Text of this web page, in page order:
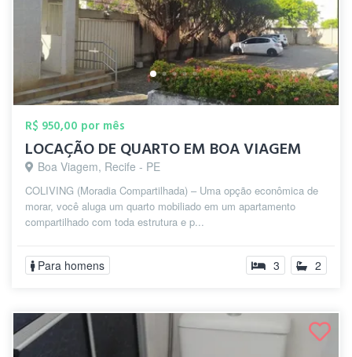
R$ 950,00 por mês
LOCAÇÃO DE QUARTO EM BOA VIAGEM
Boa Viagem, Recife - PE
COLIVING (Moradia Compartilhada) – Uma opção econômica de
morar, você aluga um quarto mobiliado em um apartamento
compartilhado com toda estrutura e p...
Para homens 3 2